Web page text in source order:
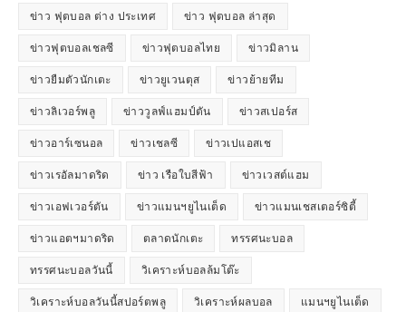
ข่าว ฟุตบอล ต่าง ประเทศ ข่าว ฟุตบอล ล่าสุด
ข่าวฟุตบอลเชลซี ข่าวฟุตบอลไทย ข่าวมิลาน
ข่าวยืมตัวนักเตะ ข่าวยูเวนตุส ข่าวย้ายทีม
ข่าวลิเวอร์พลู ข่าววูลฟ์แฮมป์ตัน ข่าวสเปอร์ส
ข่าวอาร์เซนอล ข่าวเชลซี ข่าวเปแอสเช
ข่าวเรอัลมาดริด ข่าว เรือใบสีฟ้า ข่าวเวสต์แฮม
ข่าวเอฟเวอร์ตัน ข่าวแมนฯยูไนเต็ด ข่าวแมนเชสเตอร์ซิตี้
ข่าวแอตฯมาดริด ตลาดนักเตะ ทรรศนะบอล
ทรรศนะบอลวันนี้ วิเคราะห์บอลล้มโต๊ะ
วิเคราะห์บอลวันนี้สปอร์ตพลู วิเคราะห์ผลบอล แมนฯยูไนเต็ด